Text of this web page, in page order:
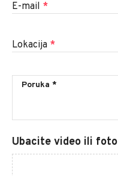
E-mail *
Lokacija *
Ubacite video ili foto